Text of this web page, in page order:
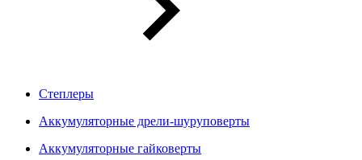
Степлеры
Аккумуляторные дрели-шуруповерты
Аккумуляторные гайковерты